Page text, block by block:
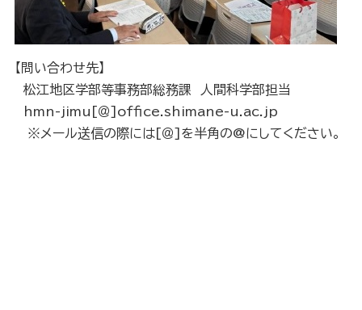
【問い合わせ先】
松江地区学部等事務部総務課 人間科学部担当
hmn-jimu[＠]office.shimane-u.ac.jp
※メール送信の際には[＠]を半角の@にしてください。